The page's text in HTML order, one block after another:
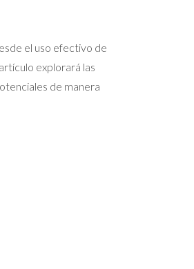
el uso efectivo de
explorará las
de manera